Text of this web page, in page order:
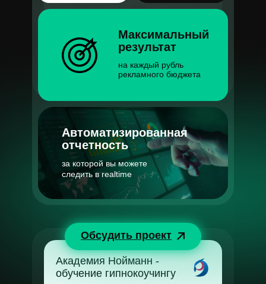
Академия Нойманн -
обучение гипнокоучингу
за которой вы можете
следить в realtime
Автоматизированная
отчетность
на каждый рубль
рекламного бюджета
Максимальный
результат
Обсудить проект